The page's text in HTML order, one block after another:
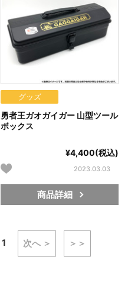
グッズ
勇者王ガオガイガー 山型ツール
ボックス
¥4,400(税込)
2023.03.03
商品詳細
1 次へ ＞ ＞＞